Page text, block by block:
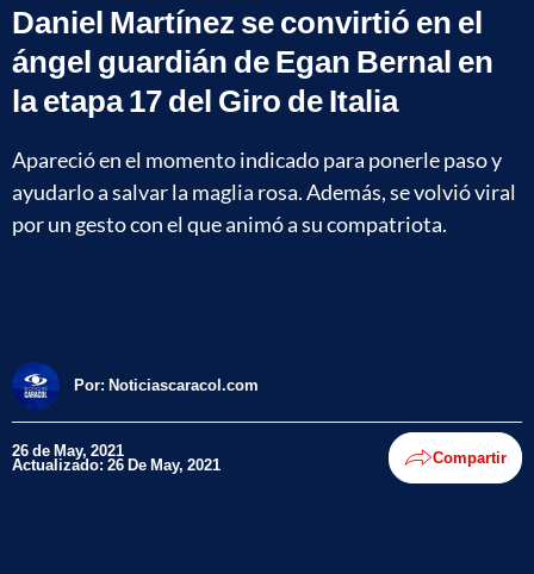
Daniel Martínez se convirtió en el
ángel guardián de Egan Bernal en
la etapa 17 del Giro de Italia
Apareció en el momento indicado para ponerle paso y
ayudarlo a salvar la maglia rosa. Además, se volvió viral
por un gesto con el que animó a su compatriota.
Por: Noticiascaracol.com
26 de May, 2021
Actualizado: 26 De May, 2021 Compartir